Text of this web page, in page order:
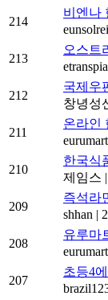
214
비엔나
213
오스트
etranspia
212
국제우
창녕성
211
온라인
eurumart
210
한국식
제임스 |
209
즉석라
shhan |
208
유루마
eurumart
207
초등4